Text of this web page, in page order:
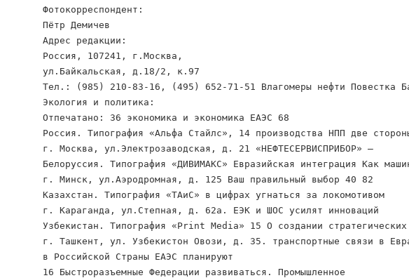
Фотокорреспондент:
Пётр Демичев
Адрес редакции:
Россия, 107241, г.Москва,
ул.Байкальская, д.18/2, к.97
Тел.: (985) 210-83-16, (495) 652-71-51 Влагомеры нефти Повестка
Экология и политика:
Отпечатано: 36 экономика и экономика ЕАЭС 68
Россия. Типография «Альфа Стайлс», 14 производства НПП две
г. Москва, ул.Электрозаводская, д. 21 «НЕФТЕСЕРВИСПРИБОР» —
Белоруссия. Типография «ДИВИМАКС» Евразийская интеграция Как
г. Минск, ул.Аэродромная, д. 125 Ваш правильный выбор 40 82
Казахстан. Типография «ТАиС» в цифрах угнаться за локомотивом
г. Караганда, ул.Степная, д. 62а. ЕЭК и ШОС усилят инноваций
Узбекистан. Типография «Print Media» 15 О создании стратегических
г. Ташкент, ул. Узбекистон Овози, д. 35. транспортные связи в
в Российской Страны ЕАЭС планируют
16 Быстроразъемные Федерации развиваться. Промышленное